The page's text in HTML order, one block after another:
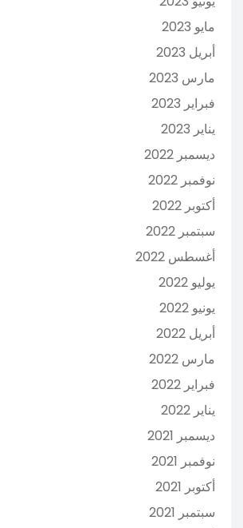
مايو 2023
أبريل 2023
مارس 2023
فبراير 2023
يناير 2023
ديسمبر 2022
نوفمبر 2022
أكتوبر 2022
سبتمبر 2022
أغسطس 2022
يوليو 2022
يونيو 2022
أبريل 2022
مارس 2022
فبراير 2022
يناير 2022
ديسمبر 2021
نوفمبر 2021
أكتوبر 2021
سبتمبر 2021